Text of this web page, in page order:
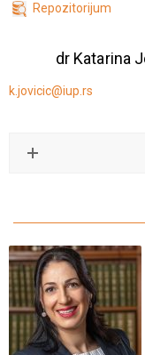
Repozitorijum
dr Katarina
k.jovicic@iup.rs